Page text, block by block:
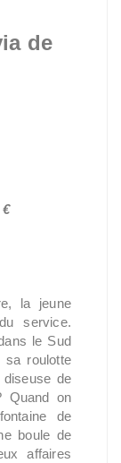
de
€
la jeune
service.
le Sud
sa roulotte
de
Quand on
de
boule de
affaires